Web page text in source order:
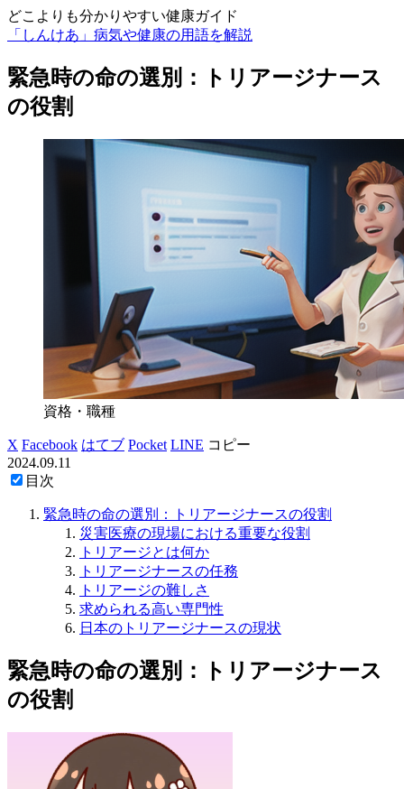
どこよりも分かりやすい健康ガイド
「しんけあ」病気や健康の用語を解説
緊急時の命の選別：トリアージナース
の役割
資格・職種
X Facebook はてブ Pocket LINE コピー
2024.09.11
目次
緊急時の命の選別：トリアージナースの役割
災害医療の現場における重要な役割
トリアージとは何か
トリアージナースの任務
トリアージの難しさ
求められる高い専門性
日本のトリアージナースの現状
緊急時の命の選別：トリアージナース
の役割